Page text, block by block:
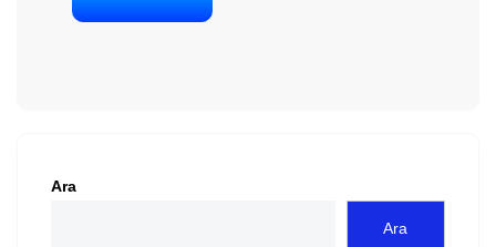
Ara
Ara